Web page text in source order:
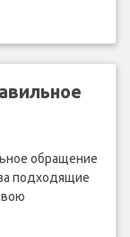
обращение
подходящие